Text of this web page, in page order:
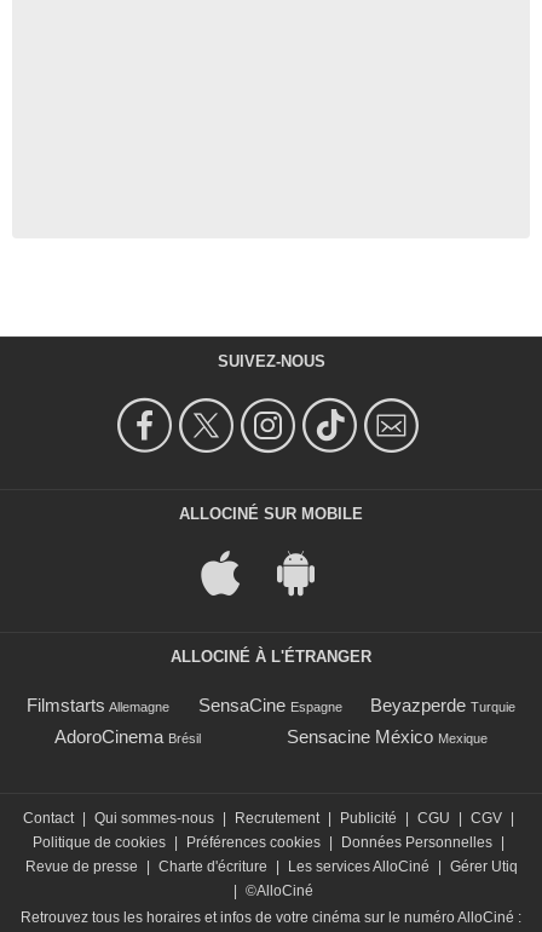
SUIVEZ-NOUS
ALLOCINÉ SUR MOBILE
ALLOCINÉ À L'ÉTRANGER
Filmstarts Allemagne SensaCine Espagne Beyazperde Turquie
AdoroCinema Brésil Sensacine México Mexique
Contact Qui sommes-nous Recrutement Publicité CGU CGV
Politique de cookies
Préférences cookies Données Personnelles
Revue de presse
Charte d'écriture Les services AlloCiné
Gérer Utiq
©AlloCiné
Retrouvez tous les horaires et infos de votre cinéma sur le numéro AlloCiné :